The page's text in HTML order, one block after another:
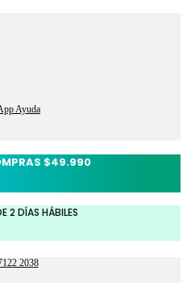
Ayuda
$49.990
2 DÍAS HÁBILES
2038